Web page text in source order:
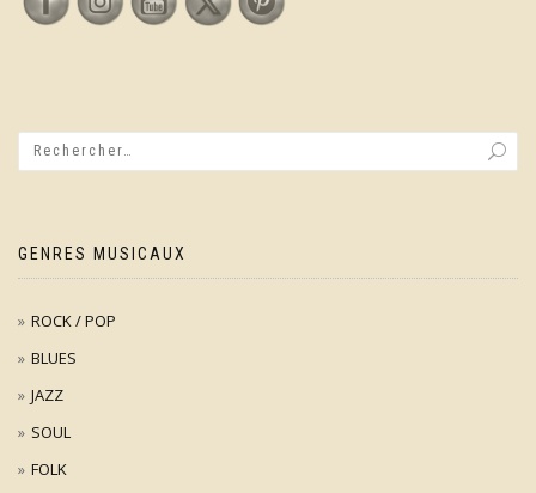
GENRES MUSICAUX
ROCK / POP
BLUES
JAZZ
SOUL
FOLK